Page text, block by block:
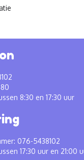
8:30 en 17:30 uur
076-5438102
17:30 uur en 21:00